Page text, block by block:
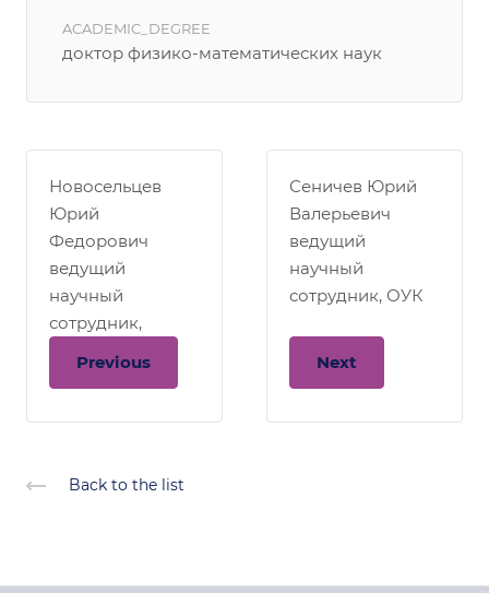
ACADEMIC_DEGREE
доктор физико-математических наук
Новосельцев
Юрий
Федорович
ведущий
научный
сотрудник,
филиал БНО
Previous
Сеничев Юрий
Валерьевич
ведущий
научный
сотрудник, ОУК
Next
Back to the list